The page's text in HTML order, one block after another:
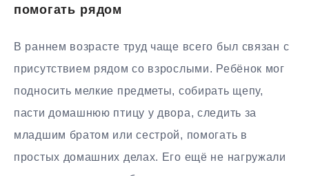
помогать рядом
В раннем возрасте труд чаще всего был связан с
присутствием рядом со взрослыми. Ребёнок мог
подносить мелкие предметы, собирать щепу,
пасти домашнюю птицу у двора, следить за
младшим братом или сестрой, помогать в
простых домашних делах. Его ещё не нагружали